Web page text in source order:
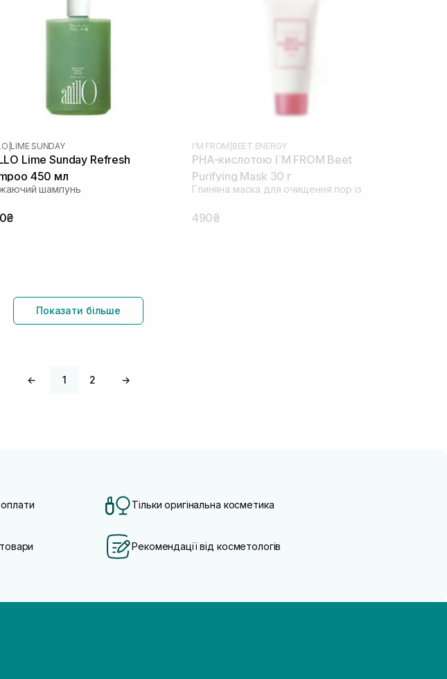
LIME SUNDAY
Lime Sunday Refresh
450 мл
шампунь
I'M FROM BEET ENERGY
PHA-кислотою I`M FROM Beet
Purifying Mask 30 г
Глиняна маска для очищення пор із
490₴
Показати більше
← 1 2 →
Тільки оригінальна косметика
Рекомендації від косметологів